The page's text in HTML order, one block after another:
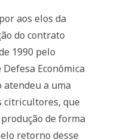
aos elos da
do contrato
1990 pelo
Econômica
atendeu a uma
citricultores, que
de forma
retorno desse